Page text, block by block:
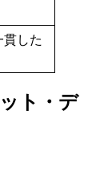
した
ト・デ